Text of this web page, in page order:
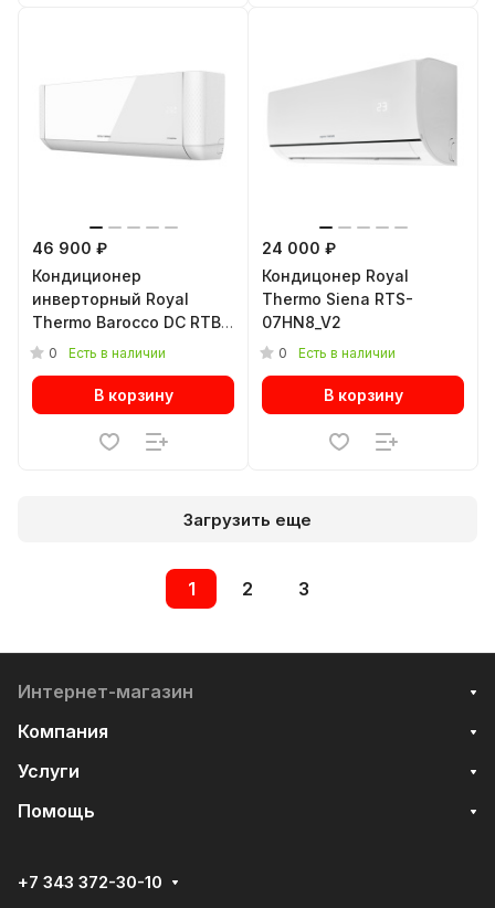
46 900 ₽
Кондиционер
инверторный Royal
Thermo Barocco DC RTBI-
24HN8/white
0 Есть в наличии
В корзину
24 000 ₽
Кондицонер Royal
Thermo Siena RTS-
07HN8_V2
0 Есть в наличии
В корзину
Загрузить еще
1 2 3
Интернет-магазин
Компания
Услуги
Помощь
+7 343 372-30-10